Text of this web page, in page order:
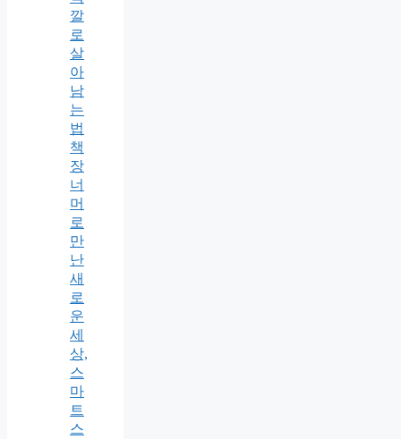
깔
로
살
아
남
는
법
책
장
너
머
로
만
난
새
로
운
세
상,
스
마
트
스